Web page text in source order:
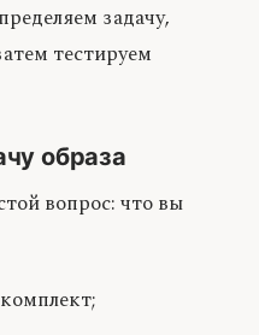
задачу,
тестируем
образа
вопрос: что вы